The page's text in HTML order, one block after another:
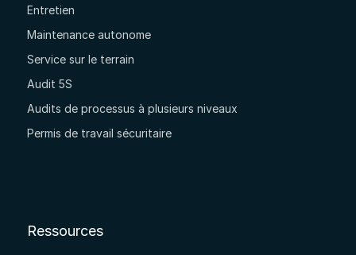
Entretien
Maintenance autonome
Service sur le terrain
Audit 5S
Audits de processus à plusieurs niveaux
Permis de travail sécuritaire
Ressources